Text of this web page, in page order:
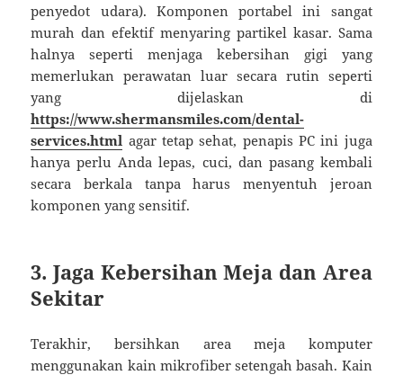
penyedot udara). Komponen portabel ini sangat
murah dan efektif menyaring partikel kasar. Sama
halnya seperti menjaga kebersihan gigi yang
memerlukan perawatan luar secara rutin seperti
yang dijelaskan di
https://www.shermansmiles.com/dental-
services.html agar tetap sehat, penapis PC ini juga
hanya perlu Anda lepas, cuci, dan pasang kembali
secara berkala tanpa harus menyentuh jeroan
komponen yang sensitif.
3. Jaga Kebersihan Meja dan Area
Sekitar
Terakhir, bersihkan area meja komputer
menggunakan kain mikrofiber setengah basah. Kain